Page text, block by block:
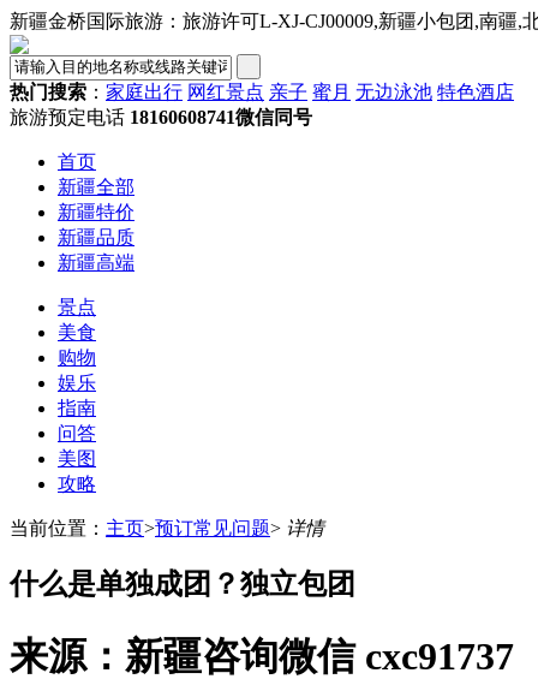
新疆金桥国际旅游：旅游许可L-XJ-CJ00009,新疆小包团,南疆,
热门搜索 ： 家庭出行 网红景点 亲子 蜜月 无边泳池 特色酒店
旅游预定电话 18160608741微信同号
首页
新疆全部
新疆特价
新疆品质
新疆高端
景点
美食
购物
娱乐
指南
问答
美图
攻略
当前位置： 主页>预订常见问题> 详情
什么是单独成团？独立包团
来源：新疆咨询微信